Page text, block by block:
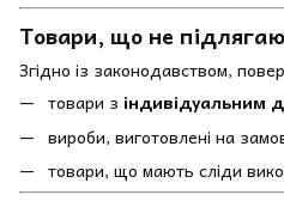
Товари, що не
Згідно із законодавством,
товари з індивідуальним
вироби, виготовлені на
товари, що мають сліди